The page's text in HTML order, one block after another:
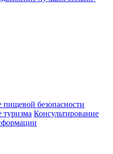
пищевой безопасности
туризма Консультирование